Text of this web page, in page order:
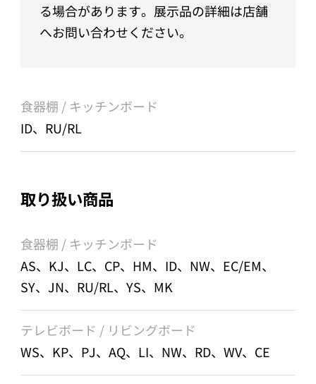
る場合があります。展示品の詳細は店舗
へお問い合わせください。
食器棚 / キッチンボード
ID、RU/RL
取り扱い商品
食器棚 / キッチンボード
AS、KJ、LC、CP、HM、ID、NW、EC/EM、
SY、JN、RU/RL、YS、MK
テレビボード / リビングボード
WS、KP、PJ、AQ、LI、NW、RD、WV、CE